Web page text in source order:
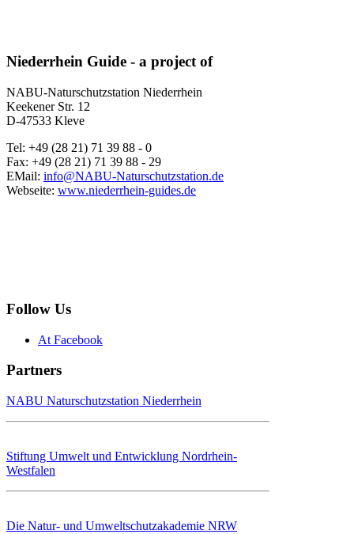
Niederrhein Guide - a project of
NABU-Naturschutzstation Niederrhein
Keekener Str. 12
D-47533 Kleve
Tel: +49 (28 21) 71 39 88 - 0
Fax: +49 (28 21) 71 39 88 - 29
EMail: info@NABU-Naturschutzstation.de
Webseite: www.niederrhein-guides.de
Follow Us
At Facebook
Partners
NABU Naturschutzstation Niederrhein
Stiftung Umwelt und Entwicklung Nordrhein-
Westfalen
Die Natur- und Umweltschutzakademie NRW